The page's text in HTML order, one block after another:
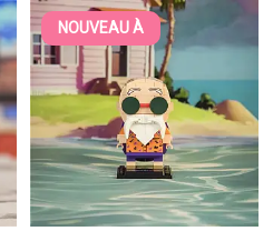
NOUVEAU À